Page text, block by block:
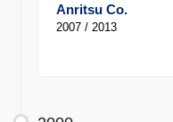
Anritsu Co.
2007 / 2013